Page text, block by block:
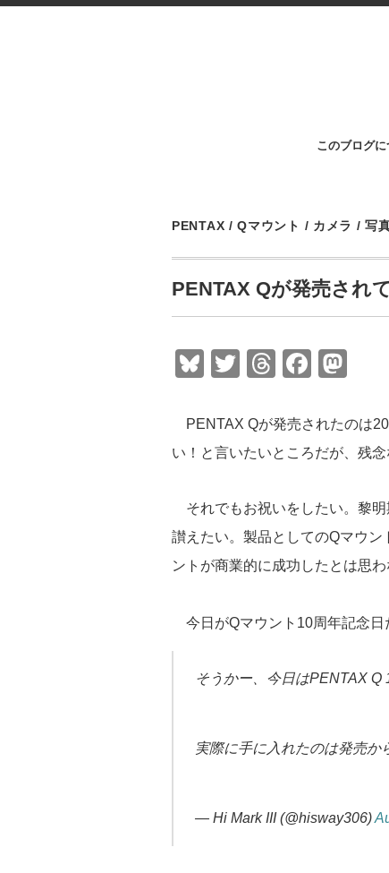
このブログに
PENTAX /Qマウント / カメラ /写
PENTAX Qが発売され
Bl
e
sk
T
tt
er
T
e
a
s
F
c
e
o
o
k
st
o
o
n
PENTAX Qが発売されたのは
い！と言いたいところだが、残
それでもお祝いをしたい。黎明
讃えたい。製品としてのQマウ
ントが商業的に成功したとは思
今日がQマウント10周年記念日
そうかー、今日はPENTAX
実際に手に入れたのは発売か
— Hi Mark III (@hisway306)